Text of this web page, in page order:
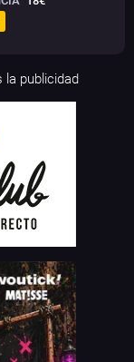
la publicidad